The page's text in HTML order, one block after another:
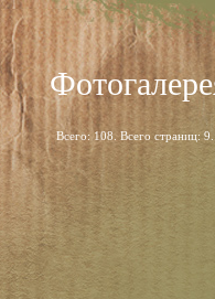
Всего: 108. Всего страниц: